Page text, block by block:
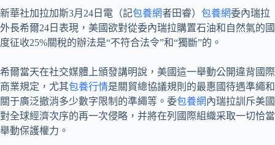
新華社加拉加斯3月24日電（記包養網者田睿） 包養網委內瑞拉
外長希爾24日表現，美國欲對從委內瑞拉購置石油和自然氣的國
度征收25%關稅的辦法是“不符合法令”和“獨斷”的。
希爾當天在社交媒體上頒發講明說，美國這一舉動公開違背國際
商業規定，尤其包養行情是關貿總協議規則的最惠國待遇準繩和
關于廣泛撤消多少數字限制的準繩等。委包養網內瑞拉訓斥美國
對全球經濟次序的再一次侵略，并將在列國際組織采取一切恰當
舉動保護權力。